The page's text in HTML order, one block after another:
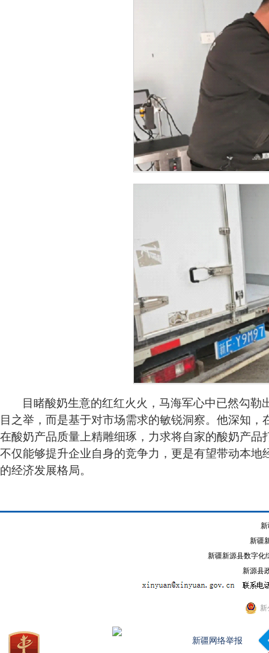
目睹酸奶生意的红红火火，马海军心中已然勾
目之举，而是基于对市场需求的敏锐洞察。他深知
在酸奶产品质量上精雕细琢，力求将自家的酸奶产
不仅能够提升企业自身的竞争力，更是有望带动本
的经济发展格局。
新疆
新疆新源县数字化
新源县
新
新疆网络举报